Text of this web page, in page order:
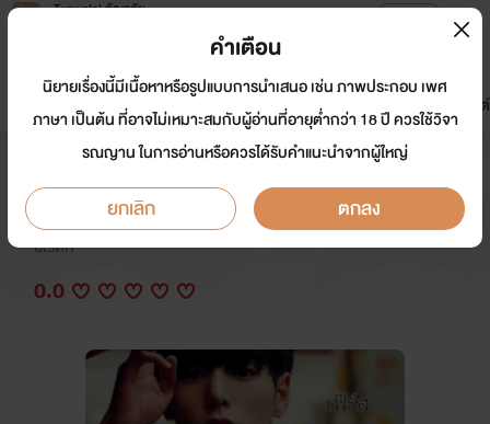
Tunwalai ธัญวลัย
หน้าแรก นิยาย อีบุ๊ก การ์ตูน
มาใหม่
ดรีมแชท ธัญลิสต์
I LOVE YOU คนติดเมีย
นักเขียน: BB V.I.P
อีโรติก
0.0
คำเตือน
นิยายเรื่องนี้มีเนื้อหาหรือรูปแบบการนำเสนอ เช่น ภาพประกอบ เพศ
ภาษา เป็นต้น ที่อาจไม่เหมาะสมกับผู้อ่านที่อายุต่ำกว่า 18 ปี ควรใช้วิจา
รณญาน ในการอ่านหรือควรได้รับคำแนะนำจากผู้ใหญ่
ยกเลิก ตกลง